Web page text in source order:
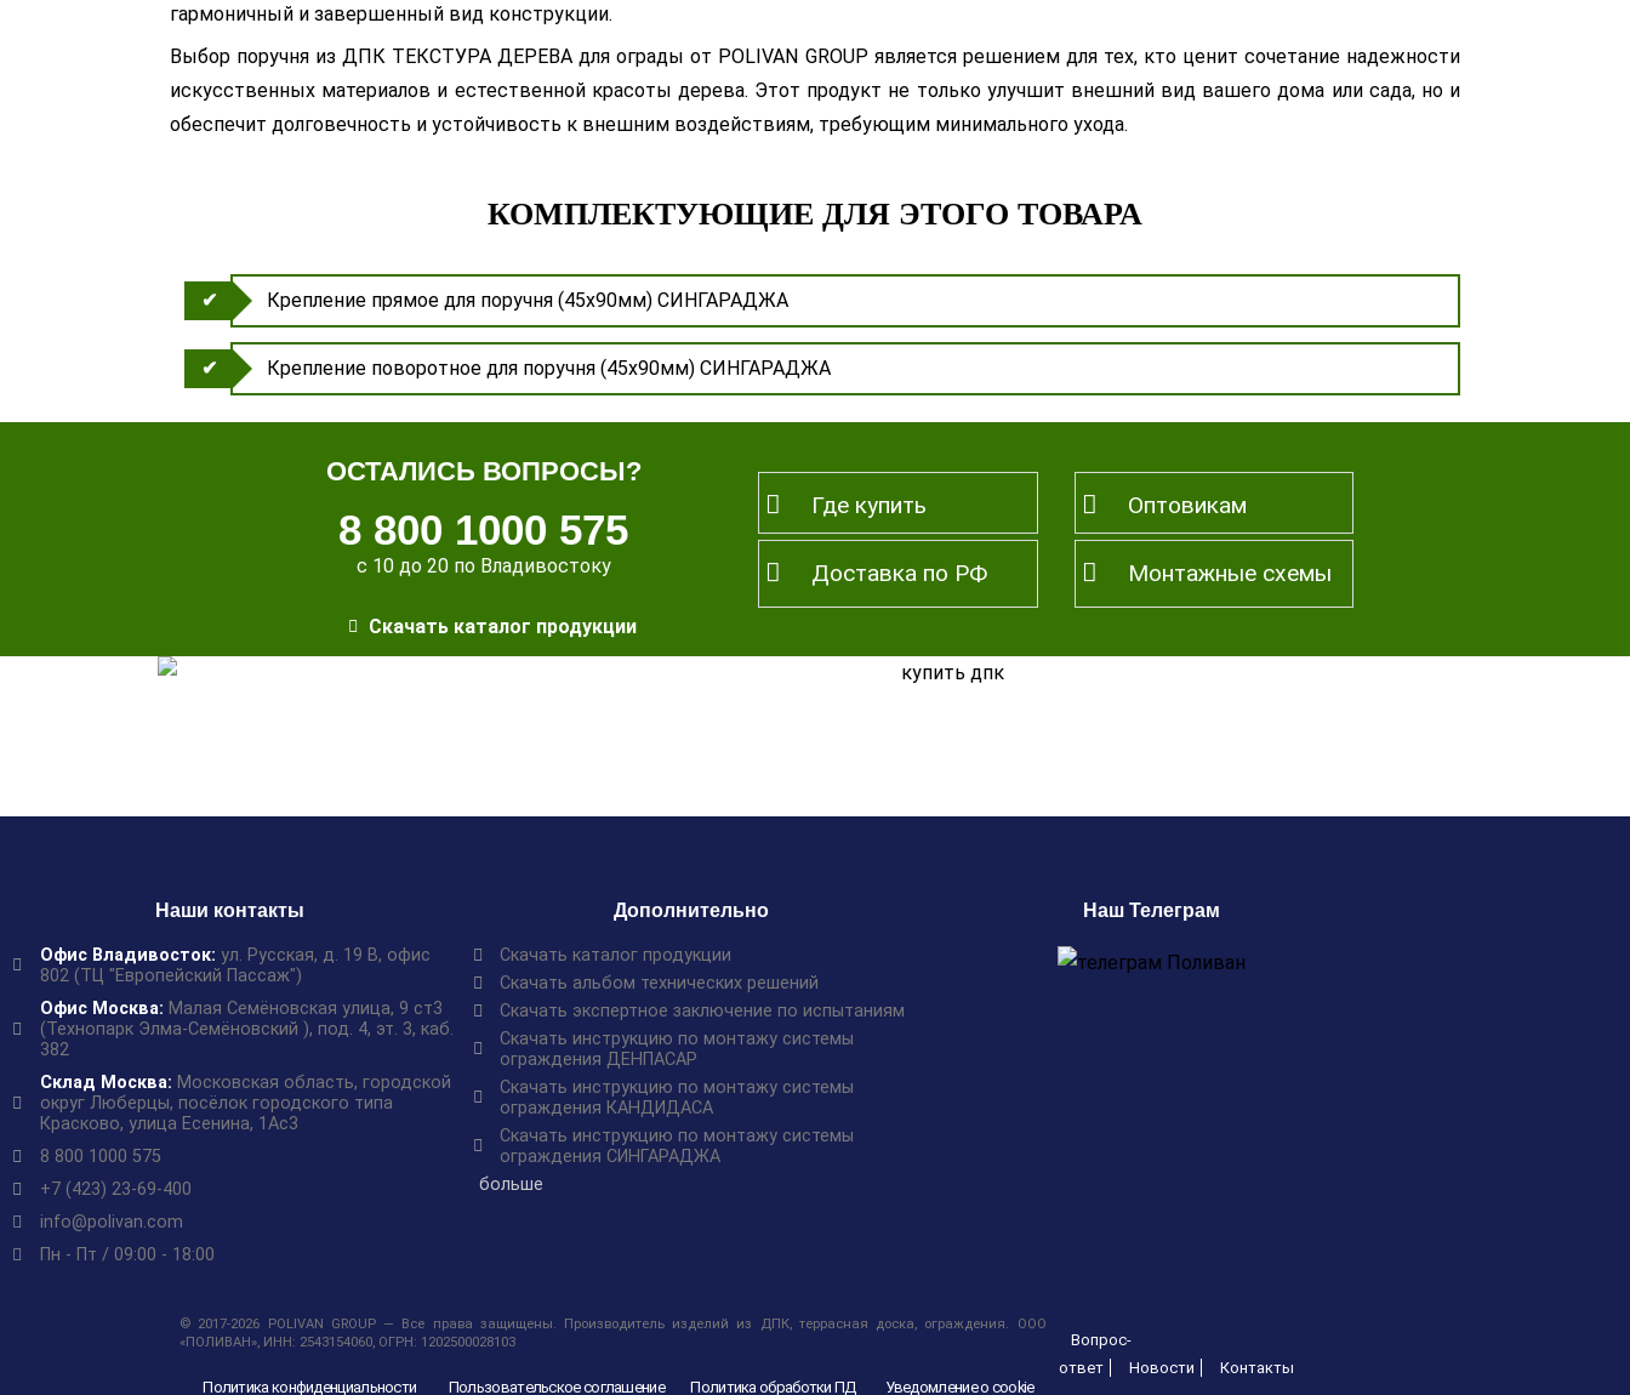
гармоничный и завершенный вид конструкции.
Выбор поручня из ДПК ТЕКСТУРА ДЕРЕВА для ограды от POLIVAN GROUP является решением для тех, кто ценит сочетание надежности
искусственных материалов и естественной красоты дерева. Этот продукт не только улучшит внешний вид вашего дома или сада, но и
обеспечит долговечность и устойчивость к внешним воздействиям, требующим минимального ухода.
КОМПЛЕКТУЮЩИЕ ДЛЯ ЭТОГО ТОВАРА
Крепление прямое для поручня (45х90мм) СИНГАРАДЖА
Крепление поворотное для поручня (45х90мм) СИНГАРАДЖА
ОСТАЛИСЬ ВОПРОСЫ?
8 800 1000 575
с 10 до 20 по Владивостоку
Скачать каталог продукции
Где купить
Доставка по РФ
Оптовикам
Монтажные схемы
Наши контакты
Офис Владивосток: ул. Русская, д. 19 В, офис
802 (ТЦ "Европейский Пассаж")
Офис Москва: Малая Семёновская улица, 9 ст3
(Технопарк Элма-Семёновский ), под. 4, эт. 3, каб.
382
Склад Москва: Московская область, городской
округ Люберцы, посёлок городского типа
Красково, улица Есенина, 1Ас3
8 800 1000 575
+7 (423) 23-69-400
info@polivan.com
Пн - Пт / 09:00 - 18:00
Дополнительно
Скачать каталог продукции
Скачать альбом технических решений
Скачать экспертное заключение по испытаниям
Скачать инструкцию по монтажу системы
ограждения ДЕНПАСАР
Скачать инструкцию по монтажу системы
ограждения КАНДИДАСА
Скачать инструкцию по монтажу системы
ограждения СИНГАРАДЖА
больше
Наш Телеграм
© 2017-2026 POLIVAN GROUP — Все права защищены. Производитель изделий из ДПК, террасная доска, ограждения. ООО
«ПОЛИВАН», ИНН: 2543154060, ОГРН: 1202500028103
Политика конфиденциальности Пользовательское соглашение Политика обработки ПД Уведомление о cookie
Вопрос-
ответ
Новости Контакты